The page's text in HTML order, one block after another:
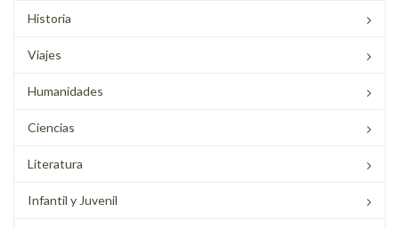
Historia
Viajes
Humanidades
Ciencias
Literatura
Infantil y Juvenil